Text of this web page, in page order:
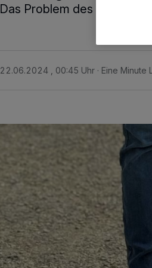
Das Problem des sich
22.06.2024 , 00:45 Uhr Eine Minute